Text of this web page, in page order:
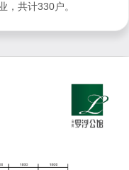
，共计330户。